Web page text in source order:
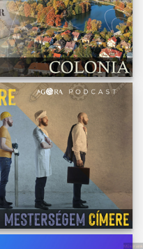
Műsoraink